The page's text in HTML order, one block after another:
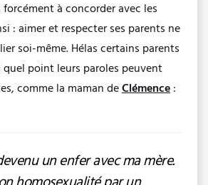
forcément à concorder avec les
: aimer et respecter ses parents ne
soi-même. Hélas certains parents
quel point leurs paroles peuvent
comme la maman deClémence :
un enfer avec ma mère.